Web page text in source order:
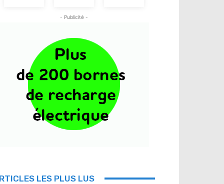
- Publicité -
LES PLUS LUS